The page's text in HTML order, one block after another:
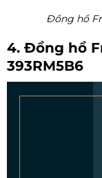
Đồng hồ
4. Đồng hồ
393RM5B6